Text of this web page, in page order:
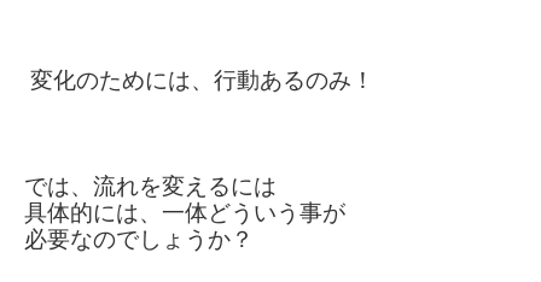
変化のためには、行動あるのみ！
では、流れを変えるには
具体的には、一体どういう事が
必要なのでしょうか？